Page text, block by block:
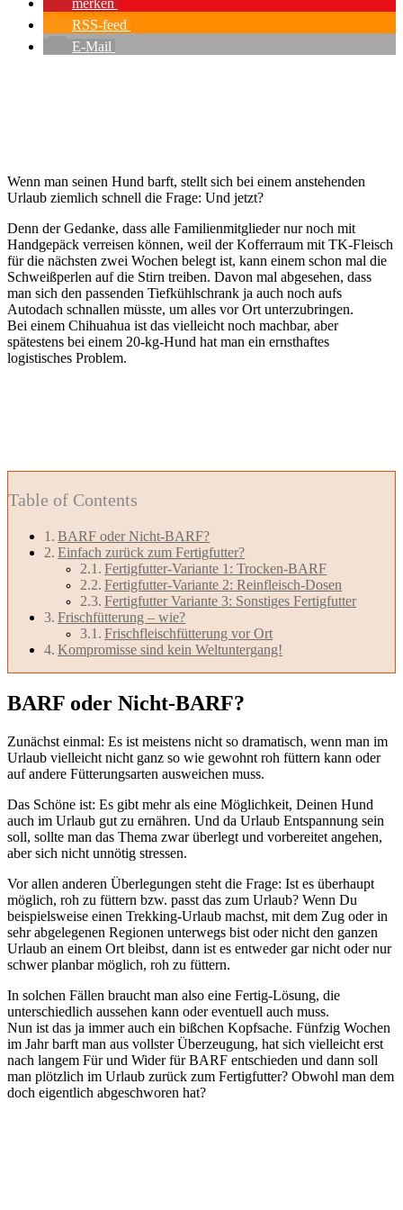
RSS-feed
E-Mail
Wenn man seinen Hund barft, stellt sich bei einem anstehenden
Urlaub ziemlich schnell die Frage: Und jetzt?
Denn der Gedanke, dass alle Familienmitglieder nur noch mit
Handgepäck verreisen können, weil der Kofferraum mit TK-Fleisch
für die nächsten zwei Wochen belegt ist, kann einem schon mal die
Schweißperlen auf die Stirn treiben. Davon mal abgesehen, dass
man sich den passenden Tiefkühlschrank ja auch noch aufs
Autodach schnallen müsste, um alles vor Ort unterzubringen.
Bei einem Chihuahua ist das vielleicht noch machbar, aber
spätestens bei einem 20-kg-Hund hat man ein ernsthaftes
logistisches Problem.
Table of Contents
BARF oder Nicht-BARF?
Einfach zurück zum Fertigfutter?
Fertigfutter-Variante 1: Trocken-BARF
Fertigfutter-Variante 2: Reinfleisch-Dosen
Fertigfutter Variante 3: Sonstiges Fertigfutter
Frischfütterung – wie?
Frischfleischfütterung vor Ort
Kompromisse sind kein Weltuntergang!
BARF oder Nicht-BARF?
Zunächst einmal: Es ist meistens nicht so dramatisch, wenn man im
Urlaub vielleicht nicht ganz so wie gewohnt roh füttern kann oder
auf andere Fütterungsarten ausweichen muss.
Das Schöne ist: Es gibt mehr als eine Möglichkeit, Deinen Hund
auch im Urlaub gut zu ernähren. Und da Urlaub Entspannung sein
soll, sollte man das Thema zwar überlegt und vorbereitet angehen,
aber sich nicht unnötig stressen.
Vor allen anderen Überlegungen steht die Frage: Ist es überhaupt
möglich, roh zu füttern bzw. passt das zum Urlaub? Wenn Du
beispielsweise einen Trekking-Urlaub machst, mit dem Zug oder in
sehr abgelegenen Regionen unterwegs bist oder nicht den ganzen
Urlaub an einem Ort bleibst, dann ist es entweder gar nicht oder nur
schwer planbar möglich, roh zu füttern.
In solchen Fällen braucht man also eine Fertig-Lösung, die
unterschiedlich aussehen kann oder eventuell auch muss.
Nun ist das ja immer auch ein bißchen Kopfsache. Fünfzig Wochen
im Jahr barft man aus vollster Überzeugung, hat sich vielleicht erst
nach langem Für und Wider für BARF entschieden und dann soll
man plötzlich im Urlaub zurück zum Fertigfutter? Obwohl man dem
doch eigentlich abgeschworen hat?